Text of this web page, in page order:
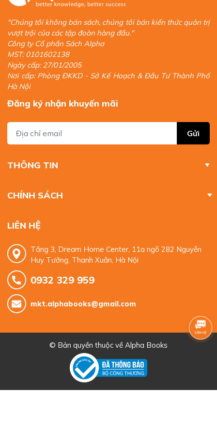
"Chúng tôi không bán sách, chúng tôi bán kiến thức quản trị
vượt trội của các tập đoàn hàng đầu."
Công ty Cổ phần Sách Alpha
MST: 0101602138
Ngày cấp: 27/01/2005
Nơi cấp: Phòng ĐKKD - Sở Kế Hoạch & Đầu Tư Thành Phố
Hà Nội
Đăng ký nhận khuyến mãi
Gửi
THÔNG TIN
CHÍNH SÁCH
LIÊN HỆ
Tầng 3, Dream Home Center, 11a ngõ 282 Nguyễn
Huy Tưởng, Thanh Xuân, Hà Nội
0932 329 959
mkt.alphabooks@gmail.com
© Bản quyền thuộc về Alpha Books